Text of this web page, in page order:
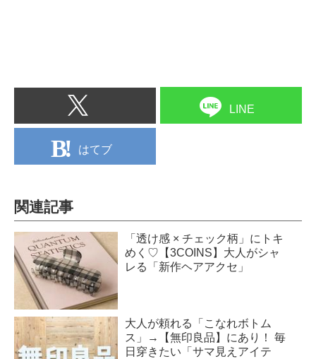
LINE
はてブ
関連記事
「透け感 × チェック柄」にトキ
めく♡【3COINS】大人がシャ
レる「新作ヘアアクセ」
大人が頼れる「こなれボトム
ス」→【無印良品】にあり！ 毎
日穿きたい「サマ見えアイテ